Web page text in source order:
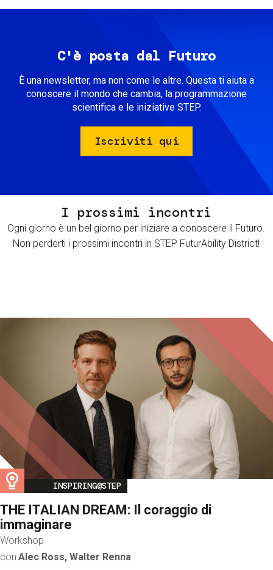
C'è posta dal Futuro
È una newsletter, ma non come le altre. Questa ti aiuta a
conoscere il mondo che cambia, la programmazione
scientifica e le iniziative STEP.
Iscriviti qui
I prossimi incontri
Ogni giorno è un bel giorno per iniziare a conoscere il Futuro.
Non perderti i prossimi incontri in STEP FuturAbility District!
Image
INSPIRING@STEP
THE ITALIAN DREAM: Il coraggio di
immaginare
Workshop
con Alec Ross, Walter Renna